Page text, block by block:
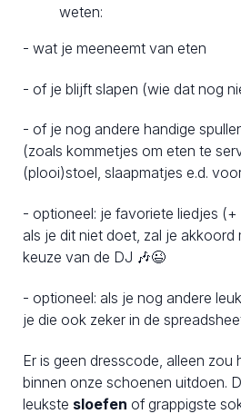
weten:
- wat je meeneemt van eten
- of je blijft slapen (wie dat nog
- of je nog andere handige
(zoals kommetjes om eten te
(plooi)stoel, slaapmatjes e.d.
- optioneel: je favoriete liedjes
als je dit niet doet, zal je akkoord
keuze van de DJ 🎶😉
- optioneel: als je nog andere
je die ook zeker in de
Er is geen dresscode, alleen zou
binnen onze schoenen uitdoen.
leukste sloefen of grappigste